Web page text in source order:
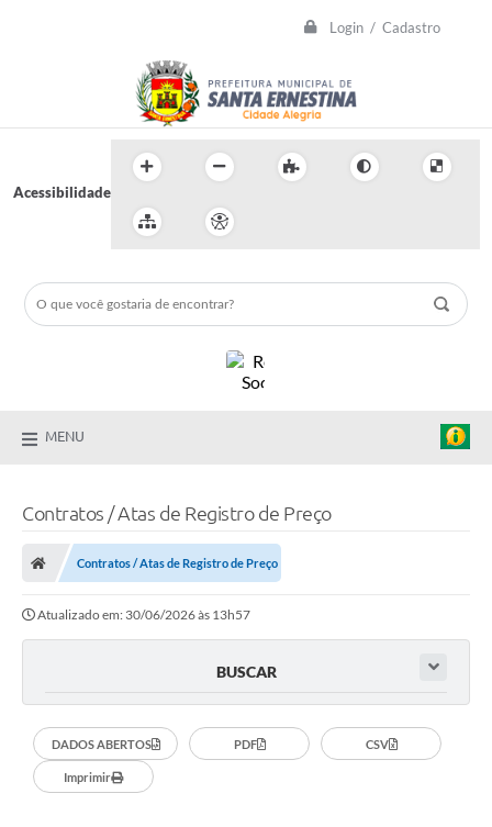
Login / Cadastro
Acessibilidade
MENU
Contratos / Atas de Registro de Preço
Contratos / Atas de Registro de Preço
Atualizado em: 30/06/2026 às 13h57
BUSCAR
DADOS ABERTOS PDF CSV
Imprimir